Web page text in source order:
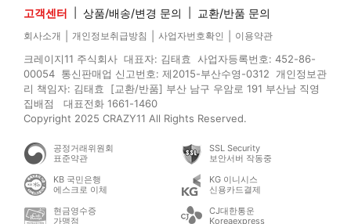
고객센터 상품/배송/변경 문의 교환/반품 문의
회사소개 개인정보취급방침 사업자번호확인 이용약관
크레이지11 주식회사 대표자: 김태효 사업자등록번호: 452-86-
00054 통신판매업 신고번호: 제2015-부산수영-0312 개인정보관
리 책임자: 김태효 [교환/반품] 부산 남구 우암로 191 부산남 직영
집배점 대표전화 1661-1460
Copyright 2025 CRAZY11 All Rights Reserved.
공정거래위원회
표준약관
SSL Security
보안서버 작동중
KB 국민은행
에스크로 이체
KG 이니시스
신용카드결제
현금영수증
가맹점
CJ대한통운
Koreaexpress